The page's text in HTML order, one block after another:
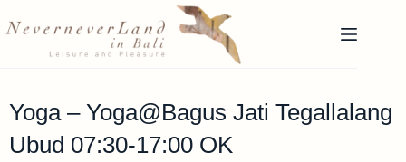
Yoga – Yoga@Bagus Jati Tegallalang
Ubud 07:30-17:00 OK